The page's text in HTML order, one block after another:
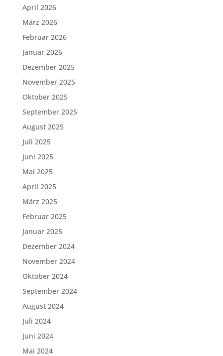
April 2026
März 2026
Februar 2026
Januar 2026
Dezember 2025
November 2025
Oktober 2025
September 2025
August 2025
Juli 2025
Juni 2025
Mai 2025
April 2025
März 2025
Februar 2025
Januar 2025
Dezember 2024
November 2024
Oktober 2024
September 2024
August 2024
Juli 2024
Juni 2024
Mai 2024